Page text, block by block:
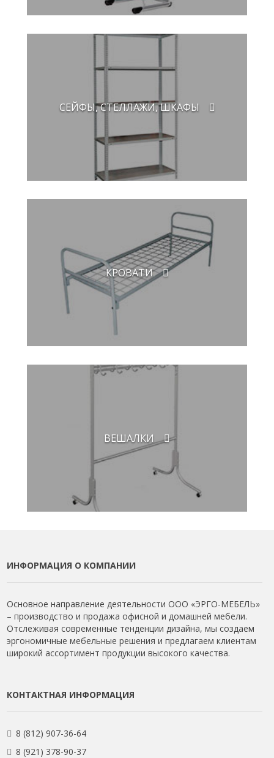
СЕЙФЫ, СТЕЛЛАЖИ, ШКАФЫ
КРОВАТИ
ВЕШАЛКИ
ИНФОРМАЦИЯ О КОМПАНИИ
Основное направление деятельности ООО «ЭРГО-МЕБЕЛЬ»
– производство и продажа офисной и домашней мебели.
Отслеживая современные тенденции дизайна, мы создаем
эргономичные мебельные решения и предлагаем клиентам
широкий ассортимент продукции высокого качества.
КОНТАКТНАЯ ИНФОРМАЦИЯ
8 (812) 907-36-64
8 (921) 378-90-37